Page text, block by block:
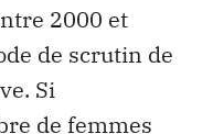
2000 et
de scrutin de
Si
de femmes